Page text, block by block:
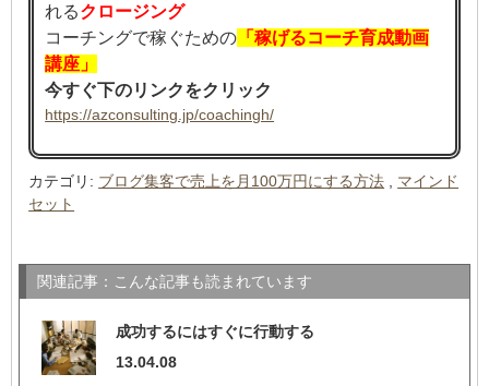
れるクロージング
コーチングで稼ぐための 「稼げるコーチ育成動画
講座」
今すぐ下のリンクをクリック
https://azconsulting.jp/coachingh/
カテゴリ : ブログ集客で売上を月100万円にする方法
マインド
セット
関連記事：こんな記事も読まれています
成功するにはすぐに行動する
13.04.08